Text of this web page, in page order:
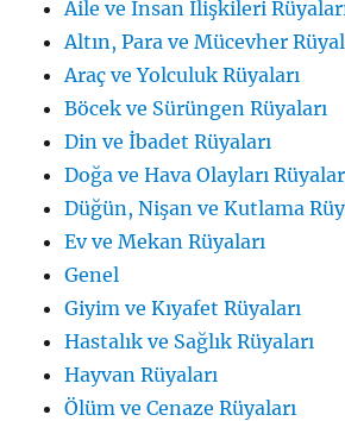
Aile ve İnsan İlişkileri
Altın, Para ve Mücevher
Araç ve Yolculuk Rüyaları
Böcek ve Sürüngen Rüyaları
Din ve İbadet Rüyaları
Doğa ve Hava Olayları
Düğün, Nişan ve Kutlama
Ev ve Mekan Rüyaları
Genel
Giyim ve Kıyafet Rüyaları
Hastalık ve Sağlık Rüyaları
Hayvan Rüyaları
Ölüm ve Cenaze Rüyaları